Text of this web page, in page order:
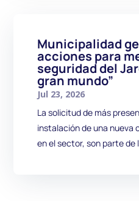
Municipalidad
acciones para
seguridad del
gran mundo”
Jul 23, 2026
La solicitud de más
instalación de una nueva
en el sector, son parte de